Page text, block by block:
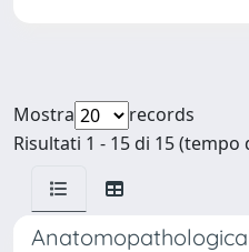
Mostra
records
Risultati 1 - 15 di 15 (tempo